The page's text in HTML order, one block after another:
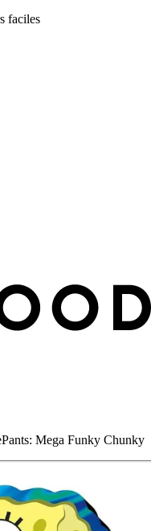
faciles
Mega Funky Chunky